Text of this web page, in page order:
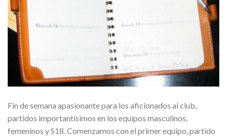
Fin de semana apasionante para los aficionados al club,
partidos importantísimos en los equipos masculinos,
femeninos y S18. Comenzamos con el primer equipo, partido